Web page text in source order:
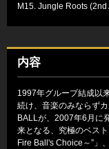
M15. Jungle Roots
内容
1997年グループ結成以
続け、音楽のみならず
BALLが、2007年6月に
来となる、究極のベス
Fire Ball's Choice～”」